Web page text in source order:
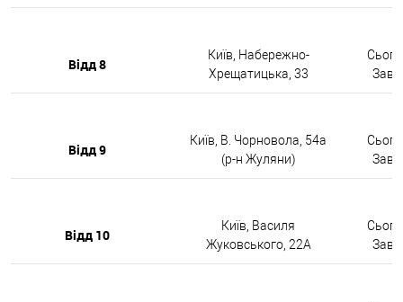
Відд 8
Київ, Набережно-
Хрещатицька, 33
Відд 9
Київ, В. Чорновола, 54а
(р-н Жуляни)
Відд 10
Київ, Василя
Жуковського, 22А